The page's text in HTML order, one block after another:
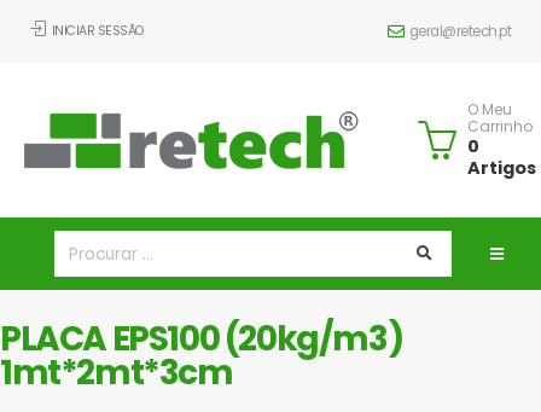
INICIAR SESSÃO geral@retech.pt
O Meu
Carrinho
0
Artigos
PLACA EPS100 (20kg/m3)
1mt*2mt*3cm